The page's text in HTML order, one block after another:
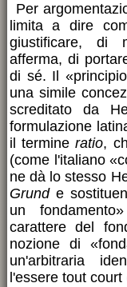
Per
limita a dire
giustificare, di
afferma, di
di sé. Il
una simile
screditato da
formulazione
il termineratio,
(come l'italiano
ne dà lo stesso
Grunde
un
carattere del
nozione di
un'arbitraria
l'essere tout court